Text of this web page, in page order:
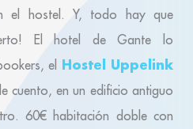
el hostel. Y, todo hay que
El hotel de Gante lo
el Hostel Uppelink
cuento, en un edificio antiguo
60€ habitación doble con